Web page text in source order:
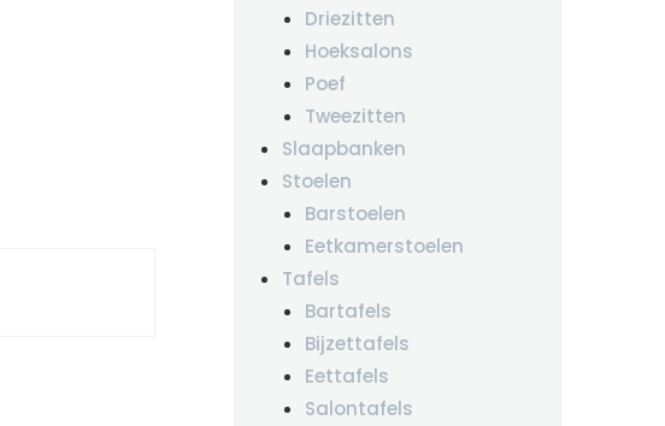
Driezitten
Hoeksalons
Poef
Tweezitten
Slaapbanken
Stoelen
Barstoelen
Eetkamerstoelen
Tafels
Bartafels
Bijzettafels
Eettafels
Salontafels